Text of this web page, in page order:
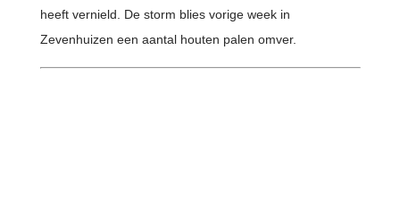
heeft vernield. De storm blies vorige week in
Zevenhuizen een aantal houten palen omver.